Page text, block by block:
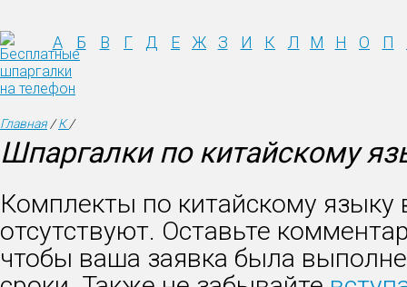
А Б В Г Д Е Ж З И К Л М Н О П
Главная/К/
Шпаргалки по китайскому
Комплекты по китайскому языку
отсутствуют. Оставьте
чтобы ваша заявка была